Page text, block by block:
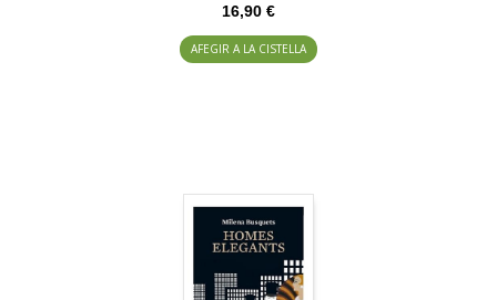
16,90 €
AFEGIR A LA CISTELLA